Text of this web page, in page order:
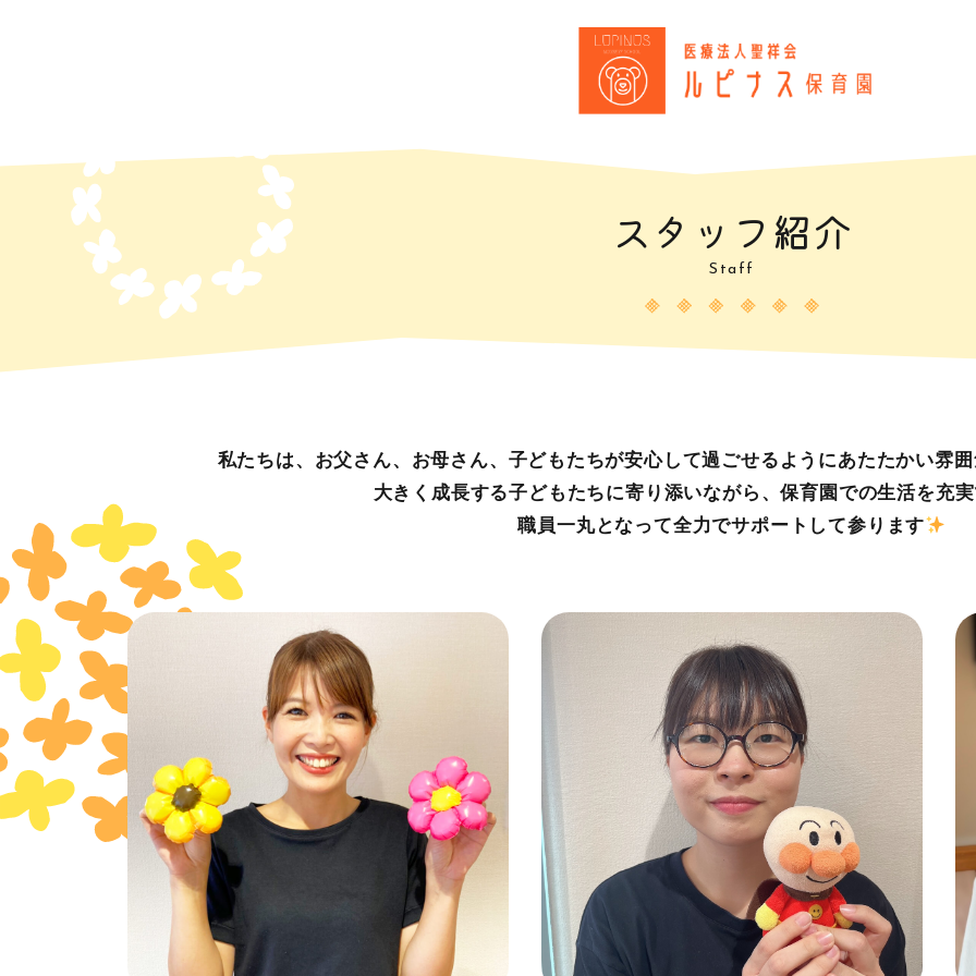
スタッフ紹介
Staff
私たちは、お父さん、お母さん、子どもたちが安心して過ごせるようにあたたかい雰
大きく成長する子どもたちに寄り添いながら、保育園での生活を充
職員一丸となって全力でサポートして参ります